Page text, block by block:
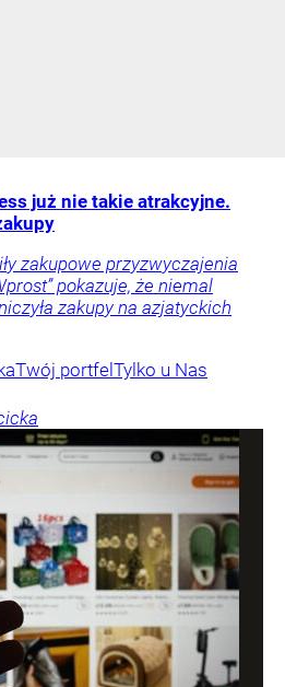
już nie takie atrakcyjne.
zakupowe przyzwyczajenia
pokazuje, że niemal
zakupy na azjatyckich
Twój portfel Tylko u Nas